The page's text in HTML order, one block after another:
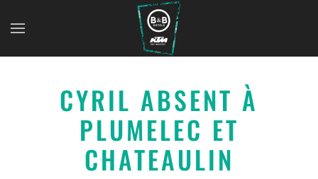
CYRIL ABSENT À
PLUMELEC ET
CHATEAULIN